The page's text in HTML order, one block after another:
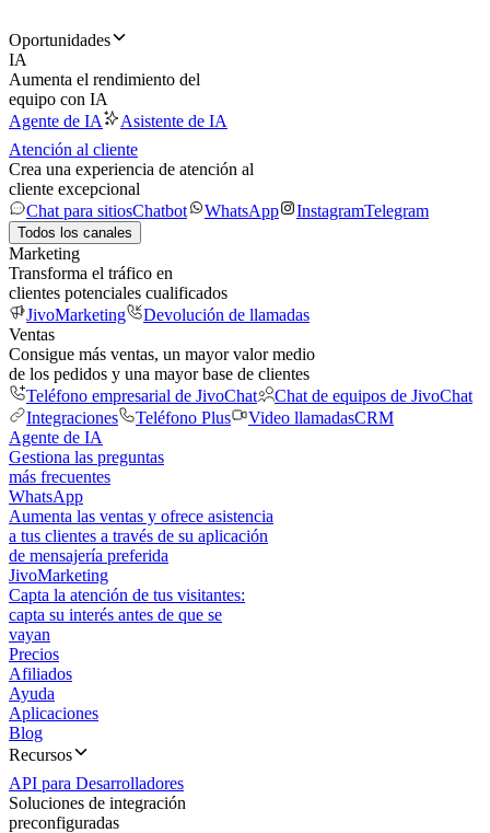
Oportunidades
IA
Aumenta el rendimiento del
equipo con IA
Agente de IA
Asistente de IA
Atención al cliente
Crea una experiencia de atención al
cliente excepcional
Chat para sitiosChatbot WhatsApp InstagramTelegram
Todos los canales
Marketing
Transforma el tráfico en
clientes potenciales cualificados
JivoMarketing
Devolución de llamadas
Ventas
Consigue más ventas, un mayor valor medio
de los pedidos y una mayor base de clientes
Teléfono empresarial de JivoChat
Chat de equipos de JivoChat
Integraciones
Teléfono Plus Video llamadasCRM
Agente de IA
Gestiona las preguntas
más frecuentes
WhatsApp
Aumenta las ventas y ofrece asistencia
a tus clientes a través de su aplicación
de mensajería preferida
JivoMarketing
Capta la atención de tus visitantes:
capta su interés antes de que se
vayan
Precios
Afiliados
Ayuda
Aplicaciones
Blog
Recursos
API para Desarrolladores
Soluciones de integración
preconfiguradas